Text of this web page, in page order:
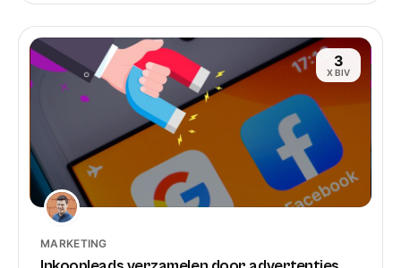
3
X BIV
MARKETING